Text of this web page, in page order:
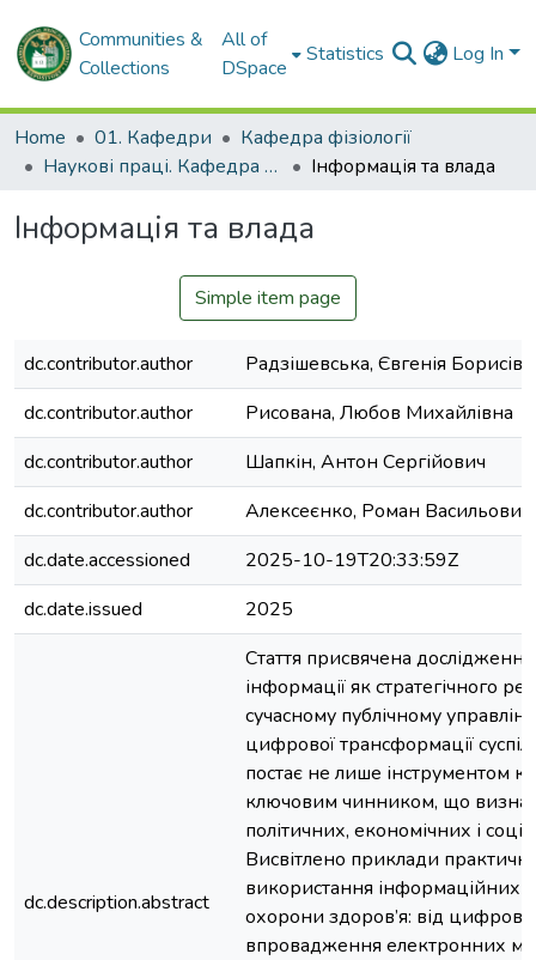
Communities &
Collections
All of
DSpace
Statistics Log In
Home 01. Кафедри
Кафедра фізіології
Наукові праці. Кафедра фізіології
Інформація та влада
Інформація та влада
Simple item page
dc.contributor.author
Радзішевська, Євгенія
dc.contributor.author
Рисована, Любов Михайлівна
dc.contributor.author
Шапкін, Антон Сергійович
dc.contributor.author
Алексеєнко, Роман Васильович
dc.date.accessioned
2025-10-19T20:33:59Z
dc.date.issued
2025
dc.description.abstract
Стаття присвячена
інформації як стратегічного
сучасному публічному
цифрової трансформації
постає не лише інструментом
ключовим чинником, що
політичних, економічних і
Висвітлено приклади
використання інформаційних
охорони здоров’я: від
впровадження електронних